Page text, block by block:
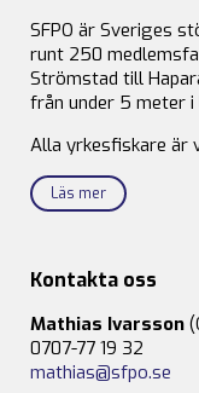
SFPO är Sveriges
runt 250
Strömstad till
från under 5 meter
Alla yrkesfiskare är
Läs mer
Kontakta oss
Mathias Ivarsson
0707-77 19 32
mathias@sfpo.se